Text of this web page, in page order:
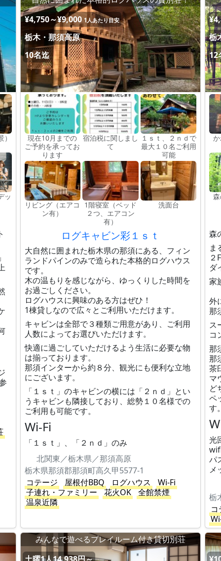
ッ
¥4,750～¥9,000 1人あたり目安
栃木・那須高原
10名迄
現在10月までの
ご予約を承ってお
ります
宿泊税に関しまし
て
１ｓｔ、２ｎｄで
最大１０名ご利用
可能
リビング（エアコ
ン有）
1階寝室（ベッド
２つ、エアコン
有）
洗面台
ログキャビン彩１ｓｔ
大自然に囲まれた栃木県の那須にある、フィン
ランドパインのみで造られた本格的ログハウス
です。
木の温もりを感じながら、ゆっくりした時間を
お過ごしください。
ログハウスに興味のある方はぜひ！
1棟貸しなので広々とご利用いただけます。
キャビンは全部で３種類ご用意があり、ご利用
人数によってお選びいただけます。
快適に過ごしていただけるよう生活に必要な物
は揃っております。
那須インターから約８分、観光にも便利な立地
にございます。
「１ｓｔ」のキャビンの横には「２ｎｄ」とい
うキャビンも隣接しており、総勢１０名様での
ご利用も可能です。
Wi-Fi
「１ｓｔ」、「２ｎｄ」のみ
北関東／栃木県／那須高原
栃木県那須郡那須町高久甲5577-1
コテージ
屋根付BBQ ログハウス
Wi-Fi
子連れ・ファミリー
花火OK
全館禁煙
温泉近隣
栃
12
森
ま
２
ダ
家
外
那
ス
コ
那
那
茶
マ
ど
ペ
す
光
パ
メ
栃
みんなで遊べるプレイルーム付き貸切別荘